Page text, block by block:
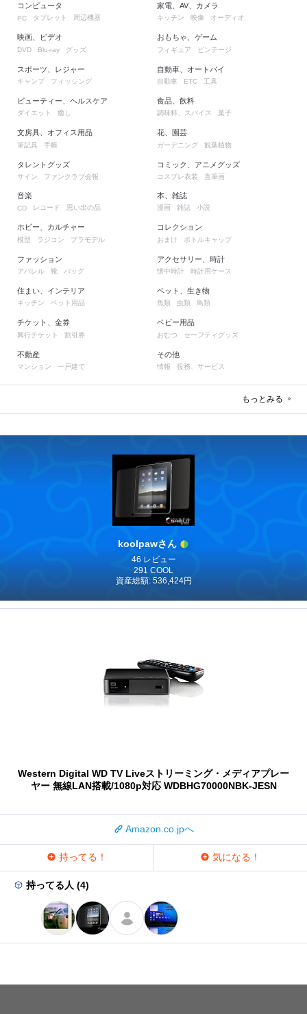
コンピュータ
PC タブレット 周辺機器
映画、ビデオ
DVD Blu-ray グッズ
スポーツ、レジャー
キャンプ フィッシング
ビューティー、ヘルスケア
ダイエット 癒し
文房具、オフィス用品
筆記具 手帳
タレントグッズ
サイン ファンクラブ会報
家電、AV、カメラ
キッチン 映像 オーディオ
おもちゃ、ゲーム
フィギュア ビンテージ
自動車、オートバイ
自動車 ETC 工具
食品、飲料
調味料、スパイス 菓子
花、園芸
ガーデニング 観葉植物
コミック、アニメグッズ
コスプレ衣装 直筆画
音楽
CD レコード 思い出の品
ホビー、カルチャー
模型 ラジコン プラモデル
ファッション
アパレル 靴 バッグ
住まい、インテリア
キッチン ペット用品
チケット、金券
興行チケット 割引券
不動産
マンション 一戸建て
本、雑誌
漫画 雑誌 小説
コレクション
おまけ ボトルキャップ
アクセサリー、時計
懐中時計 時計用ケース
ペット、生き物
魚類 虫類 鳥類
ベビー用品
おむつ セーフティグッズ
その他
情報 役務、サービス
もっとみる
koolpawさん
46 レビュー
291 COOL
資産総額: 536,424円
Western Digital WD TV Liveストリーミング・メディアプレー
ヤー 無線LAN搭載/1080p対応 WDBHG70000NBK-JESN
Amazon.co.jpへ
持ってる！ 気になる！
持ってる人 (4)